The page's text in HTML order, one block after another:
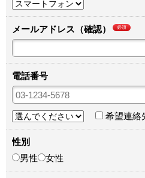
メールアドレス（確認） 必須
電話番号
希望連絡
性別
男性
女性